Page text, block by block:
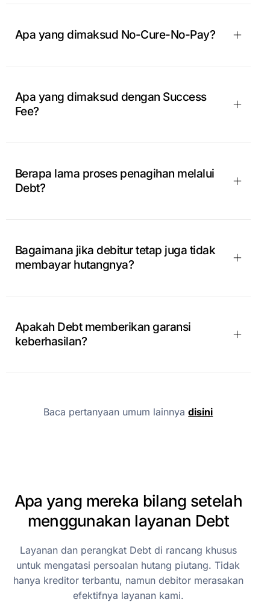
Apa yang dimaksud No-Cure-No-Pay?
Apa yang dimaksud dengan Success
Fee?
Berapa lama proses penagihan melalui
Debt?
Bagaimana jika debitur tetap juga tidak
membayar hutangnya?
Apakah Debt memberikan garansi
keberhasilan?
Baca pertanyaan umum lainnyadisini
Apa yang mereka bilang setelah
menggunakan layanan Debt
Layanan dan perangkat Debt di rancang khusus
untuk mengatasi persoalan hutang piutang. Tidak
hanya kreditor terbantu, namun debitor merasakan
efektifnya layanan kami.